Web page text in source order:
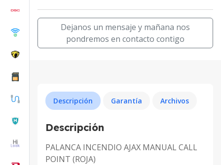
Dejanos un mensaje y mañana nos
pondremos en contacto contigo
Descripción Garantía Archivos
Descripción
PALANCA INCENDIO AJAX MANUAL CALL
POINT (ROJA)